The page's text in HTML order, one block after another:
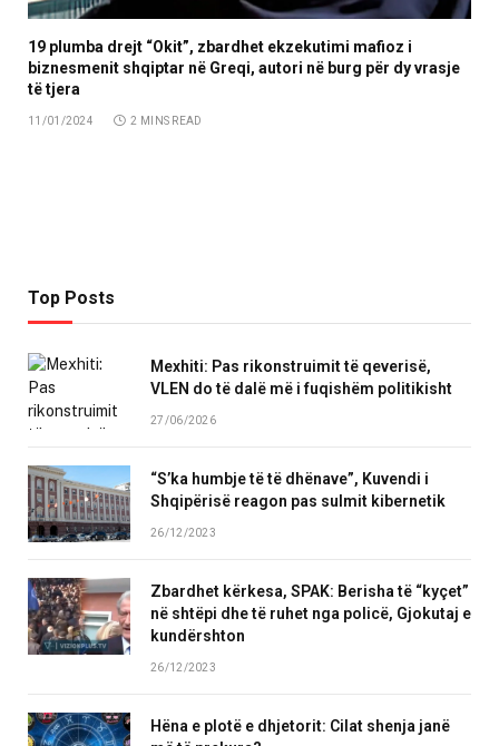
19 plumba drejt “Okit”, zbardhet ekzekutimi mafioz i
biznesmenit shqiptar në Greqi, autori në burg për dy vrasje
të tjera
11/01/2024 2 MINS READ
Top Posts
Mexhiti: Pas rikonstruimit të qeverisë,
VLEN do të dalë më i fuqishëm politikisht
27/06/2026
“S’ka humbje të të dhënave”, Kuvendi i
Shqipërisë reagon pas sulmit kibernetik
26/12/2023
Zbardhet kërkesa, SPAK: Berisha të “kyçet”
në shtëpi dhe të ruhet nga policë, Gjokutaj e
kundërshton
26/12/2023
Hëna e plotë e dhjetorit: Cilat shenja janë